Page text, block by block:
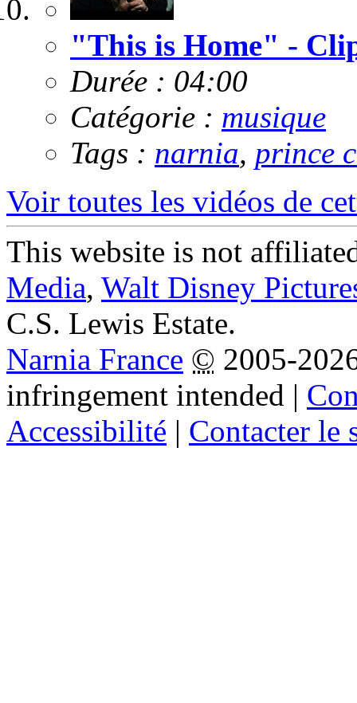
"This is Home" -
Durée : 04:00
Catégorie : musique
Tags : narnia, prince
Voir toutes les vidéos de
This website is not
Media, Walt Disney
C.S. Lewis Estate.
Narnia France © 2005-
infringement intended |
Accessibilité | Contacter le